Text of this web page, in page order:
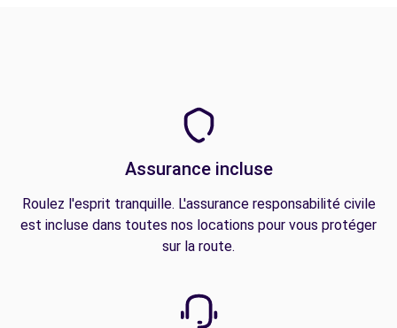
Assurance incluse
Roulez l'esprit tranquille. L'assurance responsabilité civile
est incluse dans toutes nos locations pour vous protéger
sur la route.